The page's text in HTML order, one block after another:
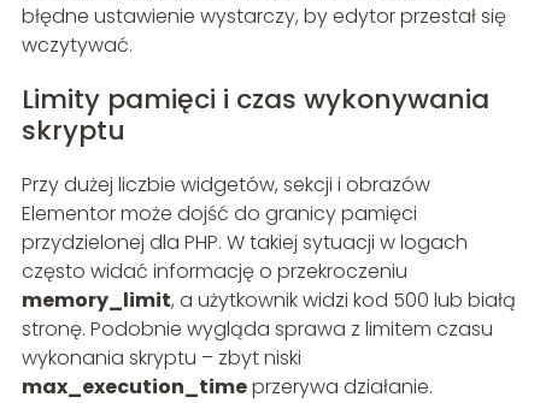
błędne ustawienie wystarczy, by edytor przestał się
wczytywać.
Limity pamięci i czas wykonywania
skryptu
Przy dużej liczbie widgetów, sekcji i obrazów
Elementor może dojść do granicy pamięci
przydzielonej dla PHP. W takiej sytuacji w logach
często widać informację o przekroczeniu
memory_limit, a użytkownik widzi kod 500 lub białą
stronę. Podobnie wygląda sprawa z limitem czasu
wykonania skryptu – zbyt niski
max_execution_timeprzerywa działanie.